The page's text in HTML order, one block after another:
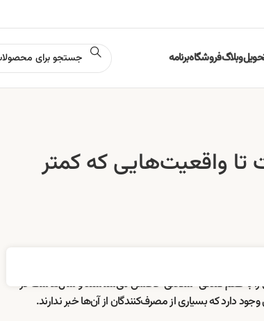
وبلاگفروشگاهبرنامه
تا واقعیت‌هایی که کمتر
را با طعم فندقی-شکلاتی خاصش می‌شناسند و سال‌هاست در
دارد که بسیاری از مصرف‌کنندگان از آن‌ها خبر ندارند.